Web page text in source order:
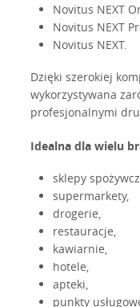
Novitus NEXT
Novitus NEXT
Novitus NEXT.
Dzięki szerokiej
wykorzystywana
profesjonalnymi
Idealna dla wielu
sklepy
supermarkety,
drogerie,
restauracje,
kawiarnie,
hotele,
apteki,
punkty